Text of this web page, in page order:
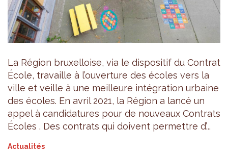
La Région bruxelloise, via le dispositif du Contrat
École, travaille à l’ouverture des écoles vers la
ville et veille à une meilleure intégration urbaine
des écoles. En avril 2021, la Région a lancé un
appel à candidatures pour de nouveaux Contrats
Écoles . Des contrats qui doivent permettre d’...
Actualités